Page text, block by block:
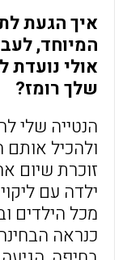
איך הגעת
המיוחד,
אולי
שלך רומז?
הנטייה שלי
ולהכיל אותם
זוכרת שיום
ילדה עם
מכל הילדים
כנראה